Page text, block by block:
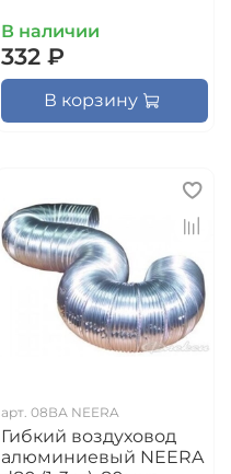
В наличии
332 ₽
В корзину
арт. 08ВА NEERA
Гибкий воздуховод
алюминиевый NEERA